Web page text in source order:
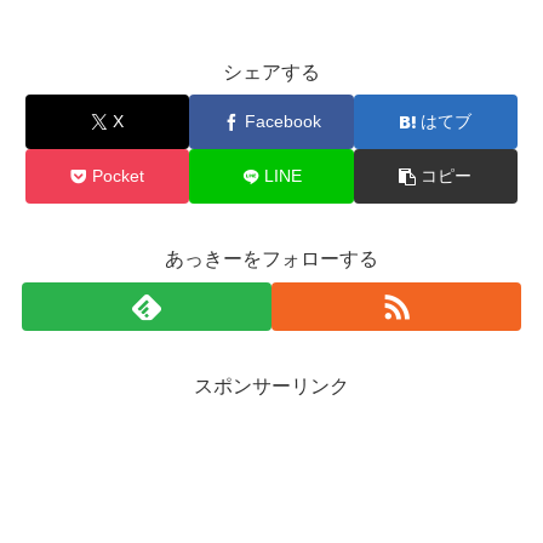
シェアする
X Facebook はてブ
Pocket LINE コピー
あっきーをフォローする
スポンサーリンク